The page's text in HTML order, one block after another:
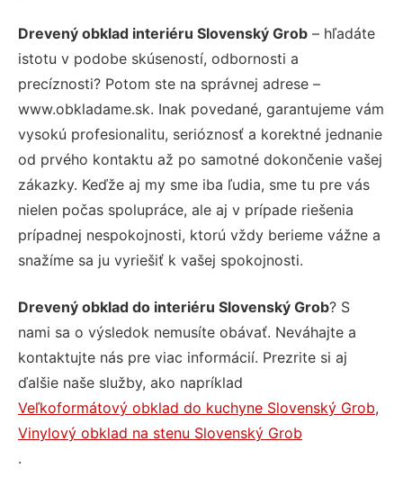
Drevený obklad interiéru Slovenský Grob – hľadáte
istotu v podobe skúseností, odbornosti a
precíznosti? Potom ste na správnej adrese –
www.obkladame.sk. Inak povedané, garantujeme vám
vysokú profesionalitu, serióznosť a korektné jednanie
od prvého kontaktu až po samotné dokončenie vašej
zákazky. Keďže aj my sme iba ľudia, sme tu pre vás
nielen počas spolupráce, ale aj v prípade riešenia
prípadnej nespokojnosti, ktorú vždy berieme vážne a
snažíme sa ju vyriešiť k vašej spokojnosti.
Drevený obklad do interiéru Slovenský Grob? S
nami sa o výsledok nemusíte obávať. Neváhajte a
kontaktujte nás pre viac informácií. Prezrite si aj
ďalšie naše služby, ako napríklad
Veľkoformátový obklad do kuchyne Slovenský Grob,
Vinylový obklad na stenu Slovenský Grob
.